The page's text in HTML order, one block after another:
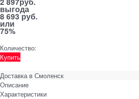
выгода
8 693 руб.
или
75%
Количество:
Купить
Доставка в Смоленск
Описание
Характеристики